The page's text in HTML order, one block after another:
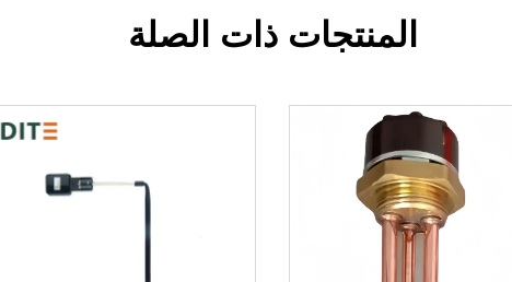
المنتجات ذات الصلة